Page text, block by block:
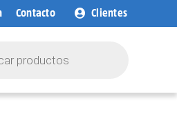
Contacto Clientes